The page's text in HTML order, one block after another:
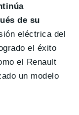
de su
eléctrica del
el éxito
el Renault
un modelo